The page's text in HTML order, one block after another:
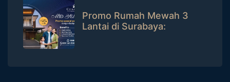
Promo Rumah Mewah 3
Lantai di Surabaya: